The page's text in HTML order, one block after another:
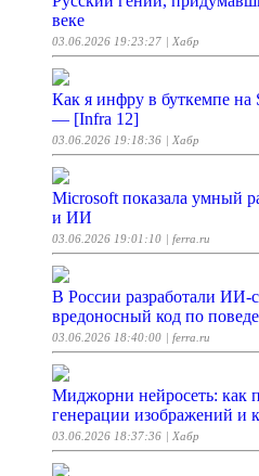
веке
03.06.2026 19:23:27 | Хабр
Как я инфру в буткемпе
— [Infra 12]
03.06.2026 19:18:36 | Хабр
Microsoft показала умный
и ИИ
03.06.2026 19:01:10 | ferra.ru
В России разработали ИИ-
вредоносный код по
03.06.2026 18:40:00 | ferra.ru
Миджорни нейросеть: как
генерации изображений и
03.06.2026 18:37:36 | Хабр